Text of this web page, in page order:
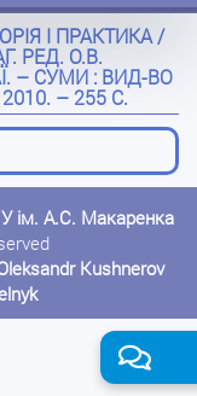
І ПРАКТИКА /
РЕД. О.В.
– СУМИ : ВИД-ВО
– 255 С.
ім. А.С. Макаренка
Kushnerov